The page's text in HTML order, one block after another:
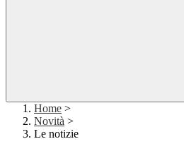
Home >
Novità >
Le notizie